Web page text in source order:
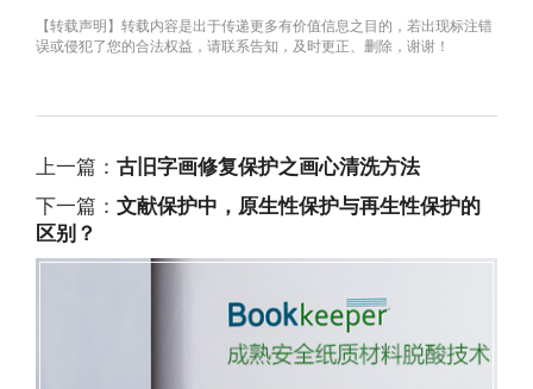
【转载声明】转载内容是出于传递更多有价值信息之目的，若出现标注错
误或侵犯了您的合法权益，请联系告知，及时更正、删除，谢谢！
上一篇： 古旧字画修复保护之画心清洗方法
下一篇： 文献保护中，原生性保护与再生性保护的
区别？